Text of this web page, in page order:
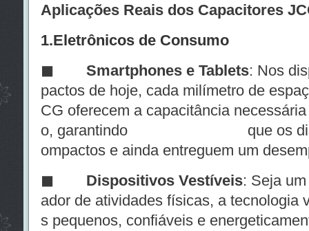
Aplicações Reais dos Capacitores
1.Eletrônicos de Consumo
◼ Smartphones e Tablets: Nos
pactos de hoje, cada milímetro de
CG oferecem a capacitância
o, garantindo que os
ompactos e ainda entreguem um
◼ Dispositivos Vestíveis: Seja
ador de atividades físicas, a tecnologia
s pequenos, confiáveis e